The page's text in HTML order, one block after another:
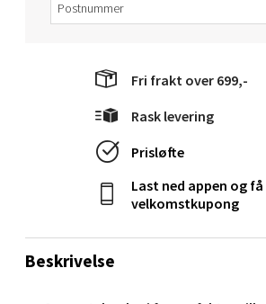
Beskrivelse
Fri frakt over 699,-
Rask levering
Prisløfte
Last ned appen og få
velkomstkupong
Folke Bernadottes vei 52, 5147
Åpent i dag 10-18
0 i butikk
Oppdal - Aunasenteret